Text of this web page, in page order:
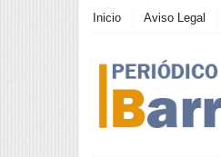
Inicio Aviso Legal